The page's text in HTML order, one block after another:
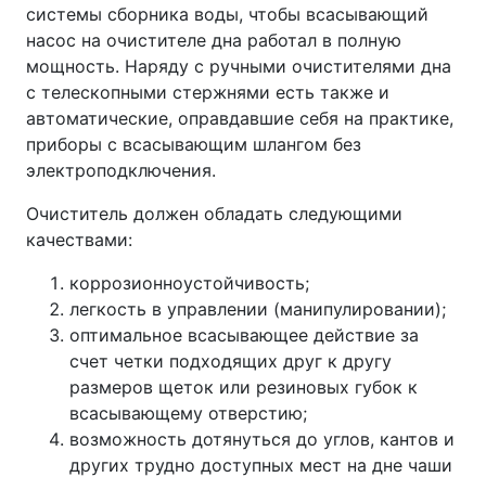
системы сборника воды, чтобы всасывающий
насос на очистителе дна работал в полную
мощность. Наряду с ручными очистителями дна
с телескопными стержнями есть также и
автоматические, оправдавшие себя на практике,
приборы с всасывающим шлангом без
электроподключения.
Очиститель должен обладать следующими
качествами:
коррозионноустойчивость;
легкость в управлении (манипулировании);
оптимальное всасывающее действие за
счет четки подходящих друг к другу
размеров щеток или резиновых губок к
всасывающему отверстию;
возможность дотянуться до углов, кантов и
других трудно доступных мест на дне чаши